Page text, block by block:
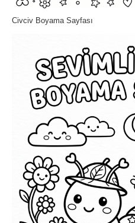
Civciv Boyama Sayfası